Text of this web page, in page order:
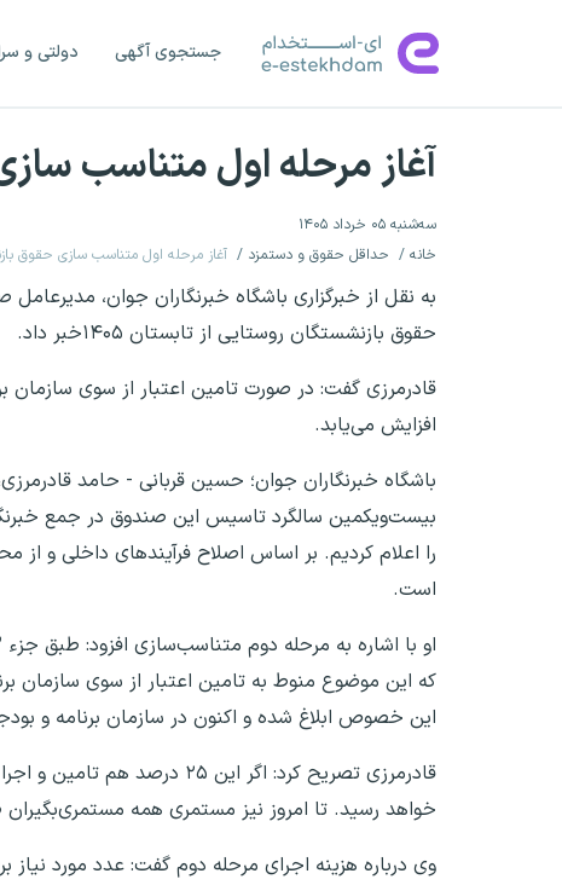
جستجوی آگهی دولتی و
آغاز مرحله اول متناسب سازی
سه‌شنبه ۰۵ خرداد ۱۴۰۵
خانه
حداقل حقوق و دستمزد آغاز مرحله اول متناسب سازی حقوق
به نقل از خبرگزاری باشگاه خبرنگاران جوان،
حقوق بازنشستگان روستایی از تابستان ۱۴۰۵خبر داد.
افزایش می‌یابد.
باشگاه خبرنگاران جوان؛ حسین قربانی - حامد
بیست‌ویکمین سالگرد تاسیس این صندوق در جمع
است.
که این موضوع منوط به تامین اعتبار از سوی سازمان
این خصوص ابلاغ شده و اکنون در سازمان برنامه و
خواهد رسید. تا امروز نیز مستمری همه مستمری‌بگیران صندوق نسبت
وی درباره هزینه اجرای مرحله دوم گفت: عدد مورد